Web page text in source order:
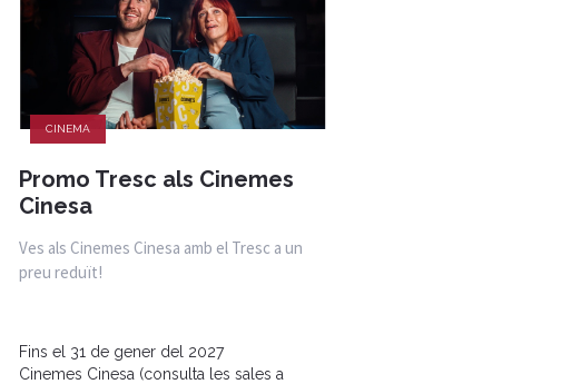
CINEMA
Promo Tresc als Cinemes
Cinesa
Ves als Cinemes Cinesa amb el Tresc a un
preu reduït!
Fins el 31 de gener del 2027
Cinemes Cinesa (consulta les sales a